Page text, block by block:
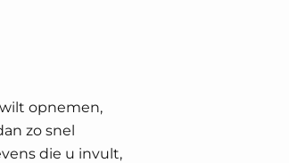
opnemen,
zo snel
die u invult,